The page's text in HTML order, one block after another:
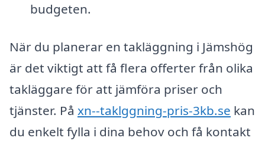
budgeten.
När du planerar en takläggning i Jämshög
är det viktigt att få flera offerter från olika
takläggare för att jämföra priser och
tjänster. På xn--taklggning-pris-3kb.se kan
du enkelt fylla i dina behov och få kontakt